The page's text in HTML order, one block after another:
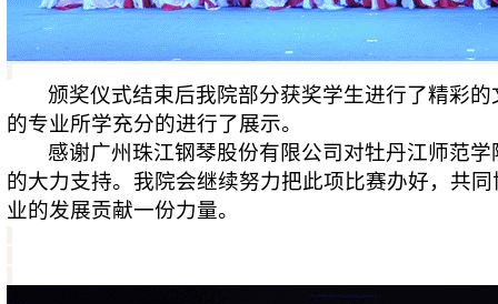
颁奖仪式结束后我院部分获奖学生进行了精彩
的专业所学充分的进行了展示。
感谢广州珠江钢琴股份有限公司对牡丹江师范
的大力支持。我院会继续努力把此项比赛办好，共
业的发展贡献一份力量。